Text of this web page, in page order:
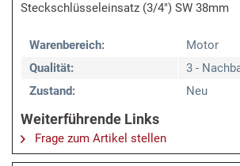
Steckschlüsseleinsatz (3/4") SW 38mm
Warenbereich:
Motor
Qualität:
3 -
Zustand:
Neu
Weiterführende Links
Frage zum Artikel stellen